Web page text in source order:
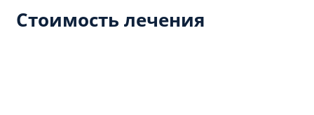
Стоимость лечения